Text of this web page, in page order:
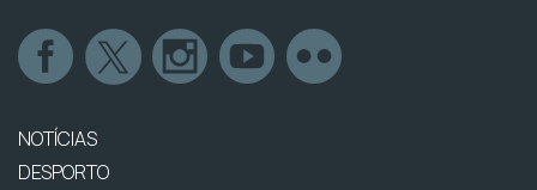
NOTÍCIAS
DESPORTO